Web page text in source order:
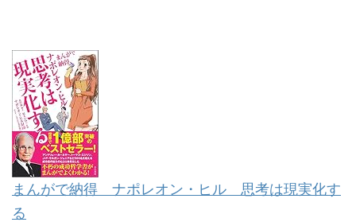
まんがで納得 ナポレオン・ヒル 思考は現実化す
る